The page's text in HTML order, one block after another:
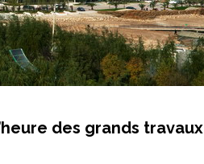
des grands travaux